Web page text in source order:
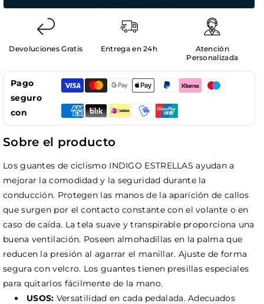
Ciclismo
Infantil
ESTRELLAS
Guantes
ESTRELLAS
Devoluciones Gratis Entrega en 24h
Atención
Personalizada
Pago
seguro
con
Sobre el producto
Los guantes de ciclismo INDIGO ESTRELLAS ayudan a
mejorar la comodidad y la seguridad durante la
conducción. Protegen las manos de la aparición de callos
que surgen por el contacto constante con el volante o en
caso de caída. La tela suave y transpirable proporciona una
buena ventilación. Poseen almohadillas en la palma que
reducen la presión al agarrar el manillar. Ajuste de forma
segura con velcro. Los guantes tienen presillas especiales
para quitarlos fácilmente de la mano.
USOS: Versatilidad en cada pedalada. Adecuados